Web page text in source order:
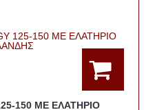
150 ΜΕ ΕΛΑΤΗΡΙΟ